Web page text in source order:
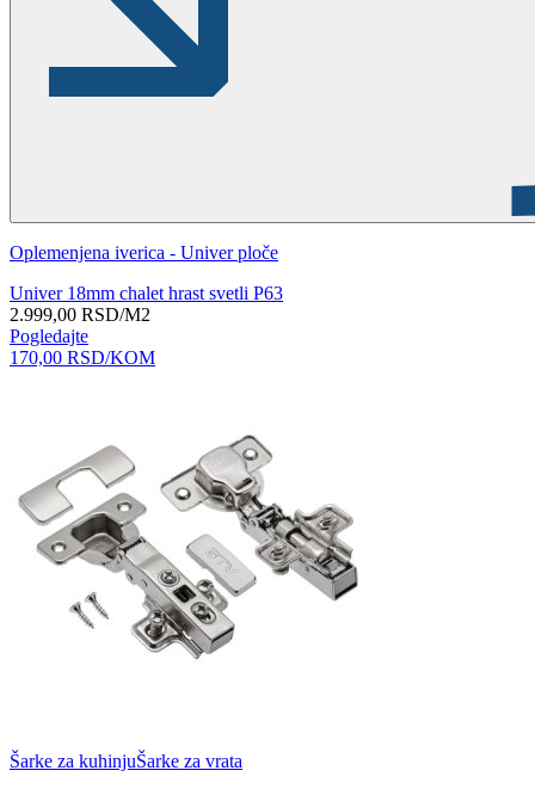
Oplemenjena iverica - Univer ploče
Univer 18mm chalet hrast svetli P63
2.999,00 RSD/M2
Pogledajte
170,00 RSD/KOM
Šarke za kuhinjuŠarke za vrata